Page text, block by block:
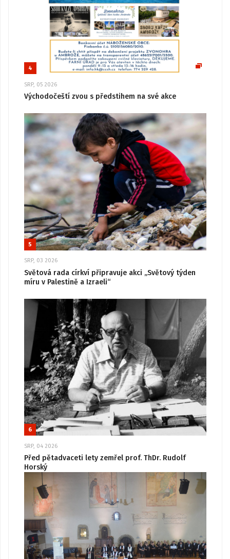
4
SRP, 05 2026
Východočeští zvou s předstihem na své akce
5
SRP, 03 2026
Světová rada církví připravuje akci „Světový týden
míru v Palestině a Izraeli“
6
SRP, 04 2026
Před pětadvaceti lety zemřel prof. ThDr. Rudolf
Horský